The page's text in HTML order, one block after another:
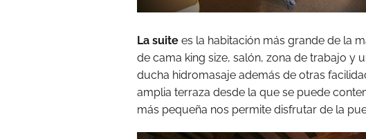
La suite es la habitación más grande de la
de cama king size, salón, zona de trabajo y
ducha hidromasaje además de otras
amplia terraza desde la que se puede
más pequeña nos permite disfrutar de la